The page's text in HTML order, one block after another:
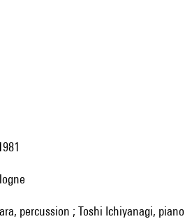
percussion ; Toshi Ichiyanagi, piano